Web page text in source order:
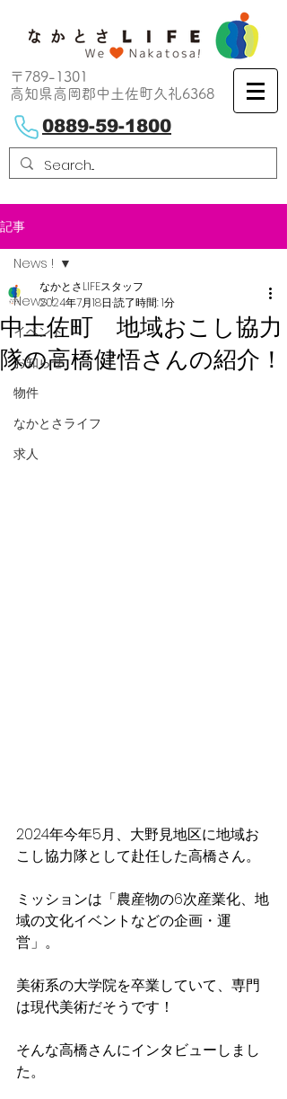
〒789-1301
高知県高岡郡中土佐町久礼6368
0889-59-1800
記事
News !
イベント
お知らせ
物件
なかとさライフ
求人
News !
中土佐町 地域おこし協力
隊の高橋健悟さんの紹介！
なかとさLIFEスタッフ
2024年7月18日 読了時間: 1分
2024年今年5月、大野見地区に地域お
こし協力隊として赴任した高橋さん。
ミッションは「農産物の6次産業化、地
域の文化イベントなどの企画・運
営」。
美術系の大学院を卒業していて、専門
は現代美術だそうです！
そんな高橋さんにインタビューしまし
た。